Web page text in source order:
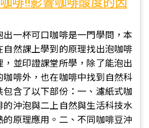
出一杯可口咖啡是一門學問，本
自然課上學到的原理找出泡咖啡
，並印證課堂所學，除了能泡出
咖啡外，也在咖啡中找到自然科
包含了以下部份：一、濾紙式咖
的沖泡與二上自然與生活科技水
的原理應用。二、不同咖啡豆沖